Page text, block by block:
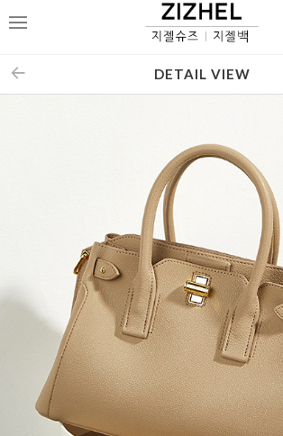
메
DETAIL VIEW